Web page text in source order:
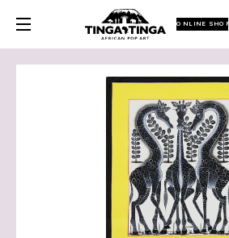
ONLINE SHOP